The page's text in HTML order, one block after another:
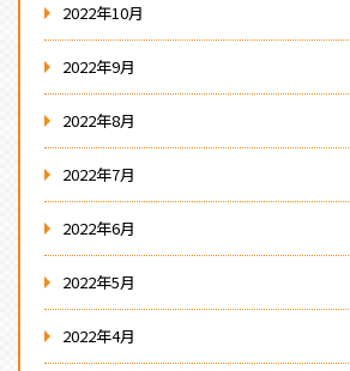
2022年10月
2022年9月
2022年8月
2022年7月
2022年6月
2022年5月
2022年4月